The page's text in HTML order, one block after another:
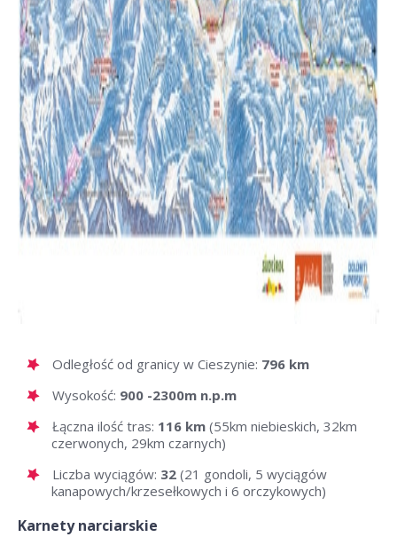
Odległość od granicy w Cieszynie: 796 km
Wysokość: 900 -2300m n.p.m
Łączna ilość tras: 116 km (55km niebieskich, 32km
czerwonych, 29km czarnych)
Liczba wyciągów: 32 (21 gondoli, 5 wyciągów
kanapowych/krzesełkowych i 6 orczykowych)
Karnety narciarskie